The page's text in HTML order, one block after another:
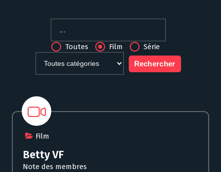
Toutes Film Série
Film
Betty VF
Note des membres